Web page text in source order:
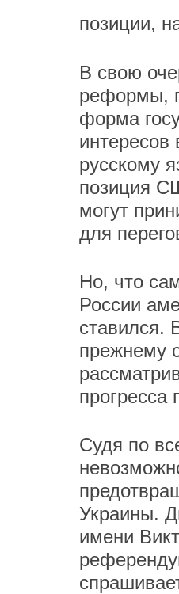
позиции,
В свою
реформы,
форма
интересов
русскому
позиция
могут
для
Но, что
России
ставился.
прежнему
прогресса
Судя по
Украины.
имени